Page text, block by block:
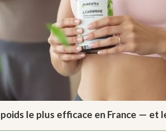
le plus efficace en France — et